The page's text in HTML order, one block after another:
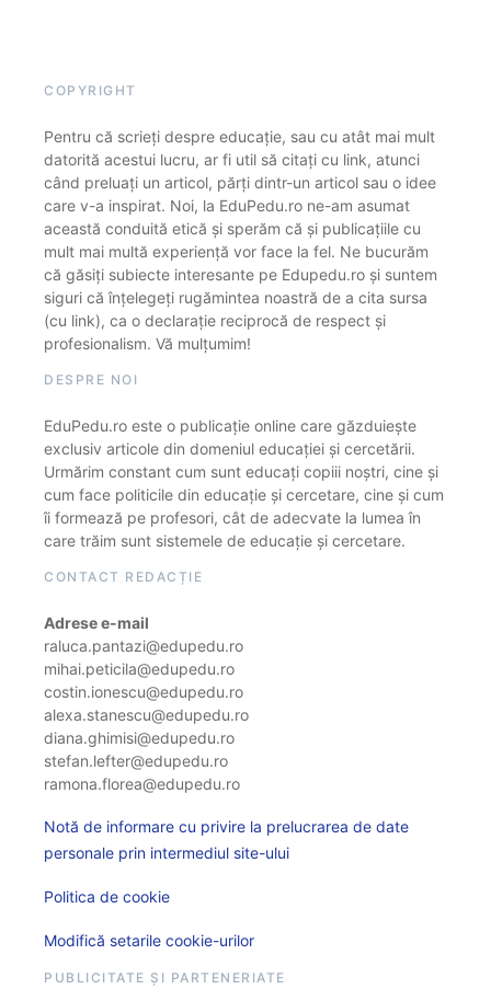
COPYRIGHT
Pentru că scrieți despre educație, sau cu atât mai mult
datorită acestui lucru, ar fi util să citați cu link, atunci
când preluați un articol, părți dintr-un articol sau o idee
care v-a inspirat. Noi, la EduPedu.ro ne-am asumat
această conduită etică și sperăm că și publicațiile cu
mult mai multă experiență vor face la fel. Ne bucurăm
că găsiți subiecte interesante pe Edupedu.ro și suntem
siguri că înțelegeți rugămintea noastră de a cita sursa
(cu link), ca o declarație reciprocă de respect și
profesionalism. Vă mulțumim!
DESPRE NOI
EduPedu.ro este o publicație online care găzduiește
exclusiv articole din domeniul educației și cercetării.
Urmărim constant cum sunt educați copiii noștri, cine și
cum face politicile din educație și cercetare, cine și cum
îi formează pe profesori, cât de adecvate la lumea în
care trăim sunt sistemele de educație și cercetare.
CONTACT REDACȚIE
Adrese e-mail
raluca.pantazi@edupedu.ro
mihai.peticila@edupedu.ro
costin.ionescu@edupedu.ro
alexa.stanescu@edupedu.ro
diana.ghimisi@edupedu.ro
stefan.lefter@edupedu.ro
ramona.florea@edupedu.ro
Notă de informare cu privire la prelucrarea de date
personale prin intermediul site-ului
Politica de cookie
Modifică setarile cookie-urilor
PUBLICITATE ȘI PARTENERIATE